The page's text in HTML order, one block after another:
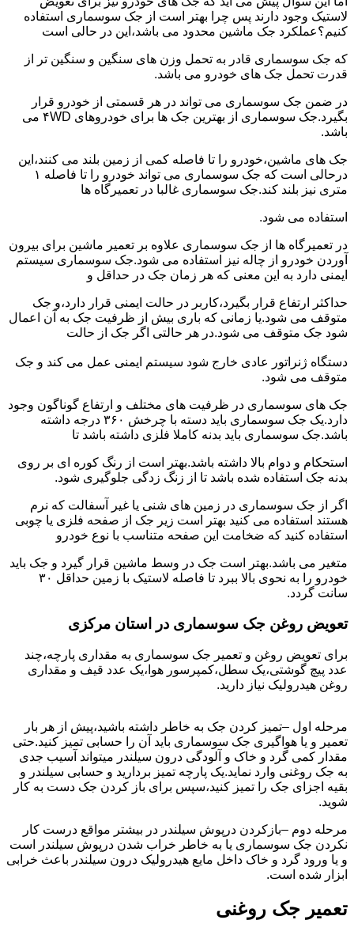
لاستیک وجود دارند پس چرا بهتر است از جک سوسماری استفاده
کنیم؟عملکرد جک ماشین محدود می باشد،این در حالی است
که جک سوسماری قادر به تحمل وزن های سنگین و سنگین تر از
قدرت تحمل جک های خودرو می باشد.
در ضمن جک سوسماری می تواند در هر قسمتی از خودرو قرار
بگیرد.جک سوسماری از بهترین جک ها برای خودروهای ۴WD می
باشد.
جک های ماشین،خودرو را تا فاصله کمی از زمین بلند می کنند،این
درحالی است که جک سوسماری می تواند خودرو را تا فاصله ۱
متری نیز بلند کند.جک سوسماری غالبا در تعمیرگاه ها
استفاده می شود.
در تعمیرگاه ها از جک سوسماری علاوه بر تعمیر ماشین برای بیرون
آوردن خودرو از چاله نیز استفاده می شود.جک سوسماری سیستم
ایمنی دارد به این معنی که هر زمان جک در حداقل و
حداکثر ارتفاع قرار بگیرد،کاربر در حالت ایمنی قرار دارد،و جک
متوقف می شود.یا زمانی که باری بیش از ظرفیت جک به آن اعمال
شود جک متوقف می شود.در هر حالتی اگر جک از حالت
دستگاه ژنراتور عادی خارج شود سیستم ایمنی عمل می کند و جک
متوقف می شود.
جک های سوسماری در ظرفیت های مختلف و ارتفاع گوناگون وجود
دارد.یک جک سوسماری باید دسته با چرخش ۳۶۰ درجه داشته
باشد.جک سوسماری باید بدنه کاملا فلزی داشته باشد تا
استحکام و دوام بالا داشته باشد.بهتر است از رنگ کوره ای بر روی
بدنه جک استفاده شده باشد تا از زنگ زدگی جلوگیری شود.
اگر از جک سوسماری در زمین های شنی یا غیر آسفالت که نرم
هستند استفاده می کنید بهتر است زیر جک از صفحه فلزی یا چوبی
استفاده کنید که ضخامت این صفحه متناسب با نوع خودرو
متغیر می باشد.بهتر است جک در وسط ماشین قرار گیرد و جک باید
خودرو را به نحوی بالا ببرد تا فاصله لاستیک با زمین حداقل ۳۰
سانت گردد.
تعویض روغن جک سوسماری در استان مرکزی
برای تعویض روغن و تعمیر جک سوسماری به مقداری پارچه،چند
عدد پیچ گوشتی،یک سطل،کمپرسور هوا،یک عدد قیف و مقداری
روغن هیدرولیک نیاز دارید.
مرحله اول –تمیز کردن جک به خاطر داشته باشید،پیش از هر بار
تعمیر و یا هواگیری جک سوسماری باید آن را حسابی تمیز کنید.حتی
مقدار کمی گرد و خاک و آلودگی درون سیلندر میتواند آسیب جدی
به جک روغنی وارد نماید.یک پارچه تمیز بردارید و حسابی سیلندر و
بقیه اجزای جک را تمیز کنید،سپس برای باز کردن جک دست به کار
شوید.
مرحله دوم –بازکردن درپوش سیلندر در بیشتر مواقع درست کار
نکردن جک سوسماری یا به خاطر خراب شدن درپوش سیلندر است
و یا ورود گرد و خاک داخل مایع هیدرولیک درون سیلندر باعث خرابی
ابزار شده است.
تعمیر جک روغنی